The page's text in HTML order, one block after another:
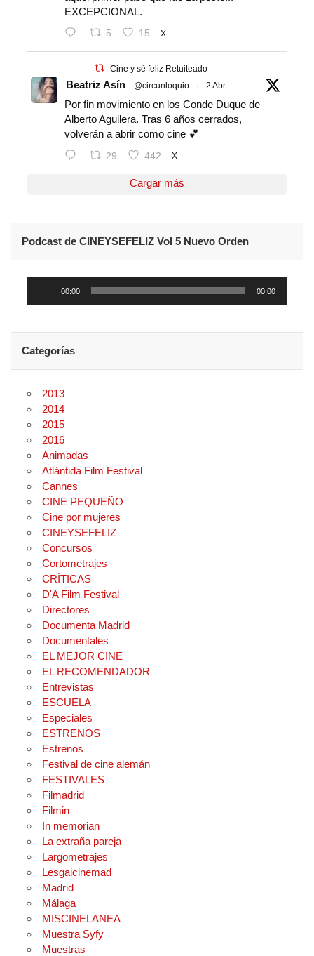
EXCEPCIONAL.
5 15 X
Cine y sé feliz Retuiteado
Beatriz Asín @circunloquio · 2 Abr
Por fin movimiento en los Conde Duque de
Alberto Aguilera. Tras 6 años cerrados,
volverán a abrir como cine 💕
29 442 X
Cargar más
Podcast de CINEYSEFELIZ Vol 5 Nuevo Orden
audio
00:00 00:00
Categorías
2013
2014
2015
2016
Animadas
Atlántida Film Festival
Cannes
CINE PEQUEÑO
Cine por mujeres
CINEYSEFELIZ
Concursos
Cortometrajes
CRÍTICAS
D'A Film Festival
Directores
Documenta Madrid
Documentales
EL MEJOR CINE
EL RECOMENDADOR
Entrevistas
ESCUELA
Especiales
ESTRENOS
Estrenos
Festival de cine alemán
FESTIVALES
Filmadrid
Filmin
In memorian
La extraña pareja
Largometrajes
Lesgaicinemad
Madrid
Málaga
MISCINELANEA
Muestra Syfy
Muestras